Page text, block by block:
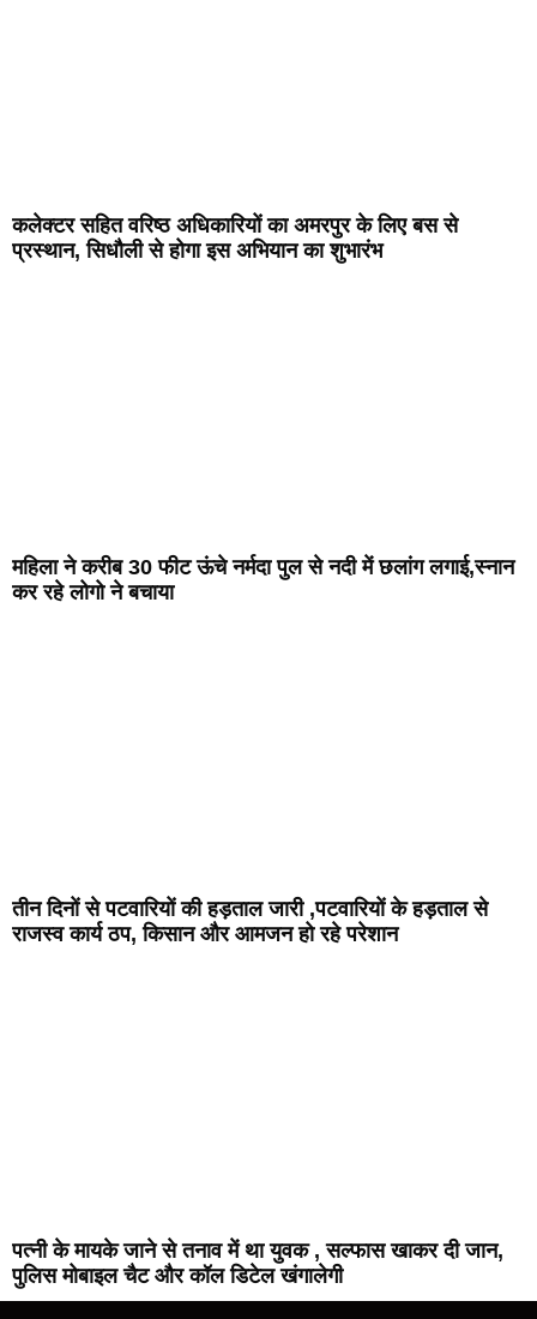
कलेक्टर सहित वरिष्ठ अधिकारियों का अमरपुर के लिए बस से
प्रस्थान, सिधौली से होगा इस अभियान का शुभारंभ
महिला ने करीब 30 फीट ऊंचे नर्मदा पुल से नदी में छलांग लगाई,स्नान
कर रहे लोगो ने बचाया
तीन दिनों से पटवारियों की हड़ताल जारी ,पटवारियों के हड़ताल से
राजस्व कार्य ठप, किसान और आमजन हो रहे परेशान
पत्नी के मायके जाने से तनाव में था युवक , सल्फास खाकर दी जान,
पुलिस मोबाइल चैट और कॉल डिटेल खंगालेगी